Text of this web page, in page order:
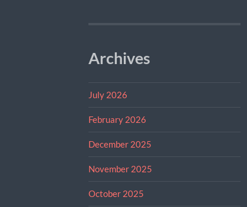
Archives
July 2026
February 2026
December 2025
November 2025
October 2025